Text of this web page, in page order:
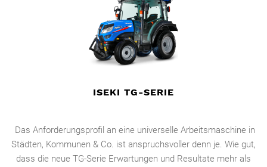
ISEKI TG-SERIE
Das Anforderungsprofil an eine universelle Arbeitsmaschine in
Städten, Kommunen & Co. ist anspruchsvoller denn je. Wie gut,
dass die neue TG-Serie Erwartungen und Resultate mehr als